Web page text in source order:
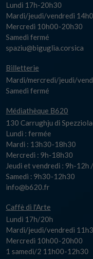
Lundi 17h-20h30
Mardi/jeudi/vendredi
Mercredi 10h00-20h30
Samedi fermé
spaziu@biguglia.corsica
Billetterie
Mardi/mercredi/jeudi/
Samedi fermé
Médiathèque B620
130 Carrughju di
Lundi : fermée
Mardi : 13h30-18h30
Mercredi : 9h-18h30
Jeudi et vendredi : 9h-
Samedi : 9h30-12h30
info@b620.fr
Caffè di l'Arte
Lundi 17h/20h
Mardi/jeudi/vendredi
Mercredi 10h00-20h00
1 samedi/2 11h00-12h30